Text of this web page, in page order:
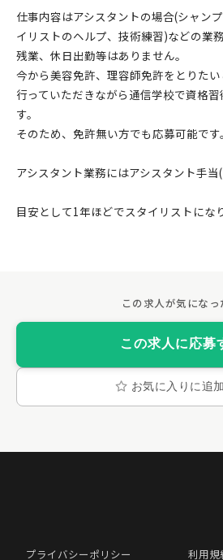
仕事内容はアシスタントの場合(シャン
イリストのヘルプ、技術練習)などの業務
残業、休日出勤等はありません。
今から美容免許、理容師免許をとりた
行っていただきながら通信学校で資格
す。
そのため、免許無い方でも応募可能です。
アシスタント業務にはアシスタント手当
目安として1年ほどでスタイリストにな
お気に入りに追
この求人に応募
プライバシーポリシー 利用規